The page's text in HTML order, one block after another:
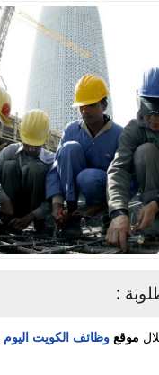
:
موقع وظائف الكويت اليوم